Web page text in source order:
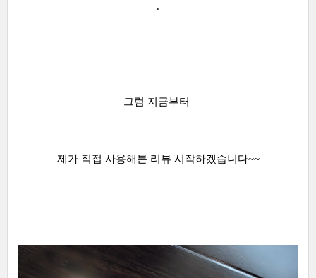
.
그럼 지금부터
제가 직접 사용해본 리뷰 시작하겠습니다~~